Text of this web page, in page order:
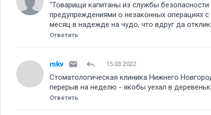
"Товарищи капитаны из службы
предупреждениями о незаконных операциях
месяц в надежде на чудо, что вдруг да
Ответить
mkv 15.03.2022
Стоматологическая клиника Нижнего
перерыв на неделю - якобы уехал в
Ответить